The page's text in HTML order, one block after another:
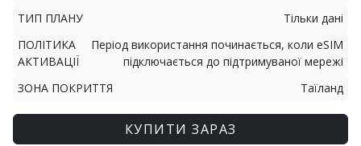
ТИП ПЛАНУ
Тільки дані
ПОЛІТИКА
АКТИВАЦІЇ
Період використання починається, коли eSIM
підключається до підтримуваної мережі
ЗОНА ПОКРИТТЯ
Таїланд
КУПИТИ ЗАРАЗ